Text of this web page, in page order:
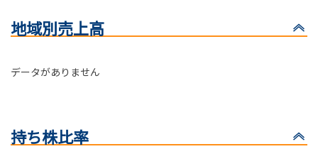
地域別売上高
データがありません
持ち株比率